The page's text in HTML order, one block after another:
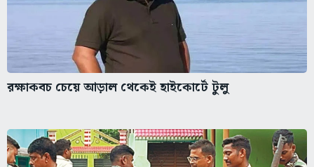
রক্ষাকবচ চেয়ে আড়াল থেকেই হাইকোর্টে টুলু